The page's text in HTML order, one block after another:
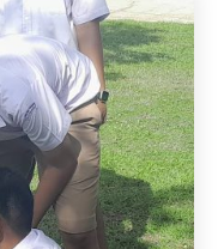
ดสด!
มป์) #ศิษย์ครูแชมป์
งานแล้วแบบครู